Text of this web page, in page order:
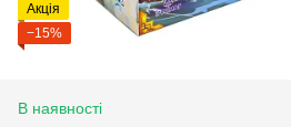
Акція
−15%
В наявності